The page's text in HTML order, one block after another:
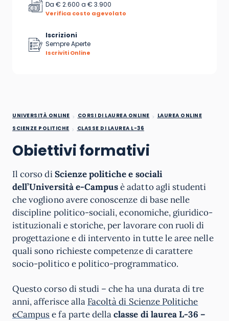
Da € 2.600 a € 3.900
Verifica costo agevolato
Iscrizioni
Sempre Aperte
Iscriviti Online
UNIVERSITÀ ONLINE CORSI DI LAUREA ONLINE
LAUREA ONLINE
SCIENZE POLITICHE
CLASSE DI LAUREA L-36
Obiettivi formativi
Il corso diScienze politiche e sociali
dell’Università e-Campusè adatto agli studenti
che vogliono avere conoscenze di base nelle
discipline politico-sociali, economiche, giuridico-
istituzionali e storiche, per lavorare con ruoli di
progettazione e di intervento in tutte le aree nelle
quali sono richieste competenze di carattere
socio-politico e politico-programmatico.
Questo corso di studi – che ha una durata di tre
anni, afferisce alla Facoltà di Scienze Politiche
eCampuse fa parte dellaclasse di laurea L-36 –